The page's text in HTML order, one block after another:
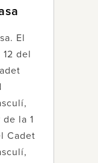
El
del
la 1
Cadet